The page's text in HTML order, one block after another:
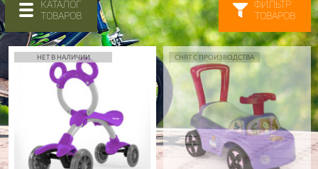
КАТАЛОГ
ТОВАРОВ
ФИЛЬТР
ТОВАРОВ
НЕТ В НАЛИЧИИ СНЯТ С ПРОИЗВОДСТВА